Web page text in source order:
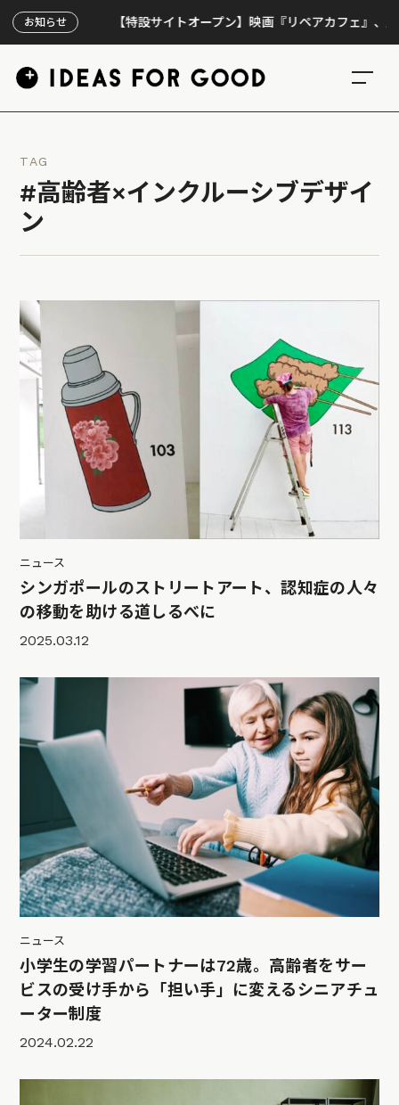
お知らせ【特設サイトオープン】映画『リペアカフェ』、上映300
TAG
#高齢者×インクルーシブデザイ
ン
ニュース
シンガポールのストリートアート、認知症の人々
の移動を助ける道しるべに
2025.03.12
ニュース
小学生の学習パートナーは72歳。高齢者をサー
ビスの受け手から「担い手」に変えるシニアチュ
ーター制度
2024.02.22